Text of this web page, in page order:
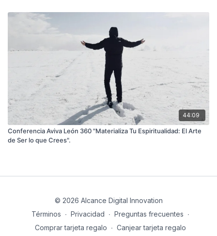
44:09
Conferencia Aviva León 360 "Materializa Tu Espiritualidad: El Arte
de Ser lo que Crees".
© 2026 Alcance Digital Innovation
Términos ∙ Privacidad ∙ Preguntas frecuentes ∙
Comprar tarjeta regalo ∙ Canjear tarjeta regalo